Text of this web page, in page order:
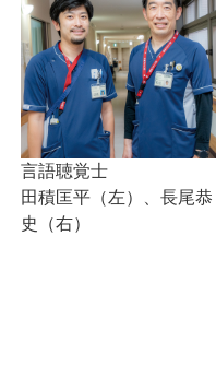
言語聴覚士
田積匡平（左）、長尾恭
史（右）